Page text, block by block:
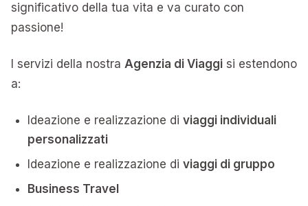
significativo della tua vita e va curato con
passione!
I servizi della nostra Agenzia di Viaggi si estendono
a:
Ideazione e realizzazione di viaggi individuali
personalizzati
Ideazione e realizzazione di viaggi di gruppo
Business Travel